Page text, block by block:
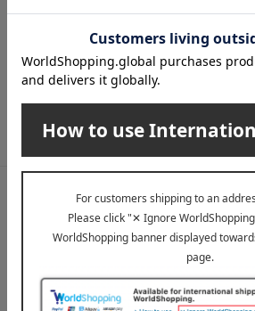
メールマガジ
送料無料クーポンやキャンペーン、新着・
ど、「高島屋オンラインストア」のお得＆
たします。
メールマガジ
LINE公式アカウ
高島屋オンラインストアLINE公式アカウン
名品やお得な最新情報を配信中！